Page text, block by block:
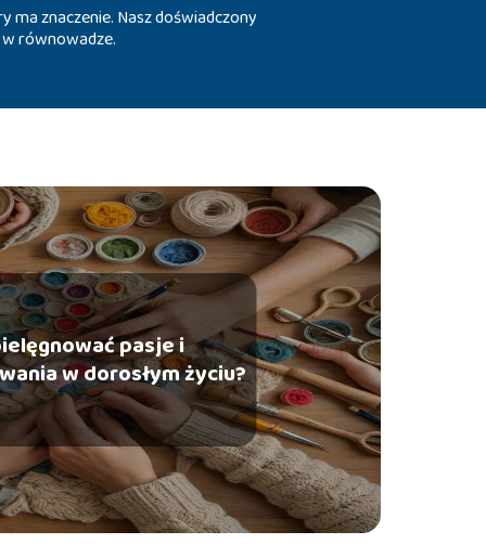
znaczenie. Nasz doświadczony
równowadze.
pasje i
w dorosłym życiu?